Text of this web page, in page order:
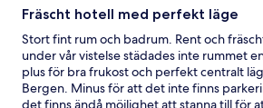
Fräscht hotell med perfekt läge
Stort fint rum och badrum. Rent och
under vår vistelse städades inte rummet
plus för bra frukost och perfekt centralt
Bergen. Minus för att det inte finns
det finns ändå möjlighet att stanna till för